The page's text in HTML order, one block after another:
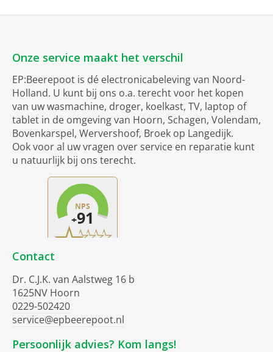
Onze service maakt het verschil
EP:Beerepoot is dé electronicabeleving van Noord-
Holland. U kunt bij ons o.a. terecht voor het kopen
van uw wasmachine, droger, koelkast, TV, laptop of
tablet in de omgeving van Hoorn, Schagen, Volendam,
Bovenkarspel, Wervershoof, Broek op Langedijk.
Ook voor al uw vragen over service en reparatie kunt
u natuurlijk bij ons terecht.
Contact
Dr. C.J.K. van Aalstweg 16 b
1625NV Hoorn
0229-502420
service@epbeerepoot.nl
Persoonlijk advies? Kom langs!